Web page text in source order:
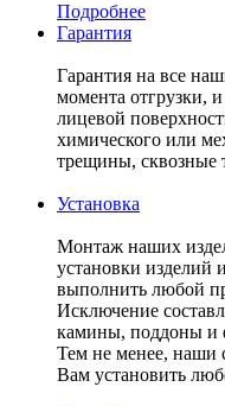
Подробнее
Гарантия
Гарантия на все
момента отгрузки, и
лицевой
химического или
трещины, сквозные
Установка
Монтаж наших
установки изделий
выполнить любой
Исключение
камины, поддоны и
Тем не менее, наши
Вам установить